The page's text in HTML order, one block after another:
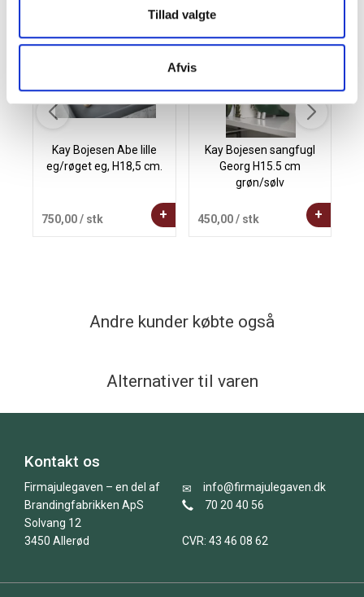
Tillad valgte
Afvis
Kay Bojesen Abe lille
eg/røget eg, H18,5 cm.
750,00/ stk +
Kay Bojesen sangfugl
Georg H15.5 cm
grøn/sølv
450,00 / stk +
Andre kunder købte også
Alternativer til varen
Kontakt os
Firmajulegaven – en del af
Brandingfabrikken ApS
Solvang 12
3450 Allerød
info@firmajulegaven.dk
70 20 40 56
CVR: 43 46 08 62